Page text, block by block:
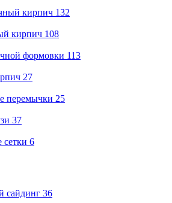
кирпич 132
кирпич 108
формовки 113
27
перемычки 25
37
6
сайдинг 36